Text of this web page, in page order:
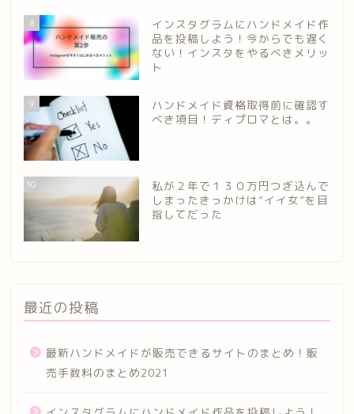
8
インスタグラムにハンドメイド作
品を投稿しよう！今からでも遅く
ない！インスタをやるべきメリッ
ト
9
ハンドメイド資格取得前に確認す
べき項目！ディプロマとは。。
10
私が２年で１３０万円つぎ込んで
しまったきっかけは”イイ女”を目
指してだった
最近の投稿
最新ハンドメイドが販売できるサイトのまとめ！販
売手数料のまとめ2021